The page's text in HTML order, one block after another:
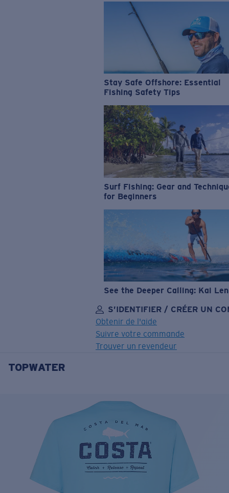
Stay Safe Offshore: Essential
Fishing Safety Tips
Surf Fishing: Gear and
for Beginners
See the Deeper Calling: Kai
S’IDENTIFIER / CRÉER UN
Obtenir de l'aide
Suivre votre commande
Trouver un revendeur
OBJECTIF MIS À JOUR
Quantité:
Prix : Gratuit
Quantité:
TOPWATER